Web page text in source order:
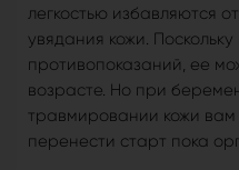
легкостью избавляются
увядания кожи.
противопоказаний, ее
возрасте. Но при
травмировании кожи вам
перенести старт пока